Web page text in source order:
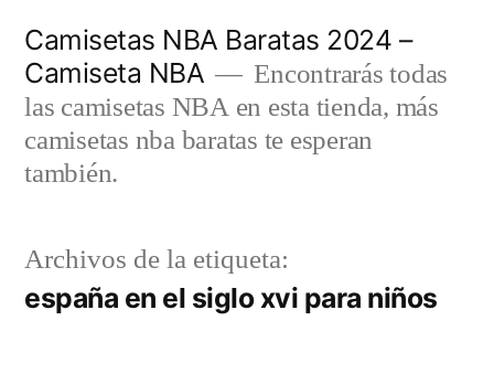
contenido
Camisetas NBA Baratas 2024 –
Camiseta NBA
Encontrarás todas
las camisetas NBA en esta tienda, más
camisetas nba baratas te esperan
también.
Archivos de la etiqueta:
españa en el siglo xvi para niños